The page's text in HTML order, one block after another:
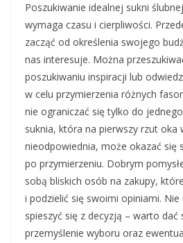
Poszukiwanie idealnej sukni
wymaga czasu i cierpliwości.
zacząć od określenia swojego
nas interesuje. Można
poszukiwaniu inspiracji lub
w celu przymierzenia różnych
nie ograniczać się tylko do
suknia, która na pierwszy rzut oka
nieodpowiednia, może okazać się
po przymierzeniu. Dobrym
sobą bliskich osób na zakupy,
i podzielić się swoimi opiniami. Nie
spieszyć się z decyzją – warto dać
przemyślenie wyboru oraz